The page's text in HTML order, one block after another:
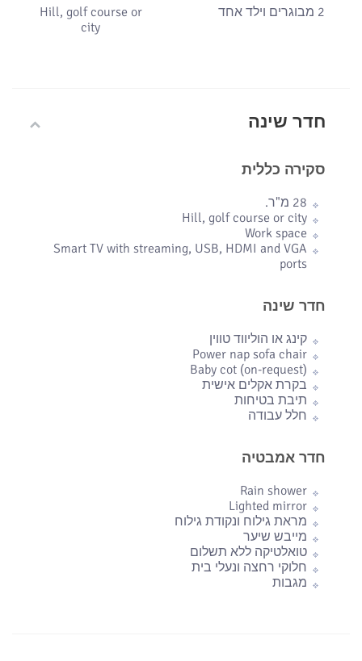
2 מבוגרים וילד אחד
Hill, golf course or
city
חדר שינה
סקירה כללית
28 מ"ר.
Hill, golf course or city
Work space
Smart TV with streaming, USB, HDMI and VGA
ports
חדר שינה
קינג או הוליווד טווין
Power nap sofa chair
Baby cot (on-request)
בקרת אקלים אישית
תיבת בטיחות
חלל עבודה
חדר אמבטיה
Rain shower
Lighted mirror
מראת גילוח ונקודת גילוח
מייבש שיער
טואלטיקה ללא תשלום
חלוקי רחצה ונעלי בית
מגבות